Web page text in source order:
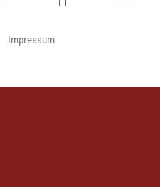
Impressum